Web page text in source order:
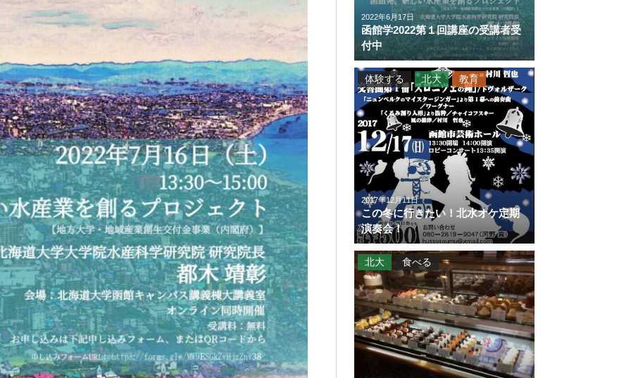
2022年6月17日
函館学2022第１回講座の受講者受
付中
2017年12月11日
この冬に行きたい！北水オケ定期
演奏会！
体験する 北大 教育
北大 食べる